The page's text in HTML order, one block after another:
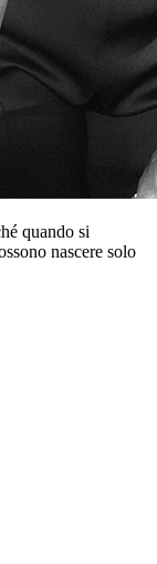
quando si
nascere solo